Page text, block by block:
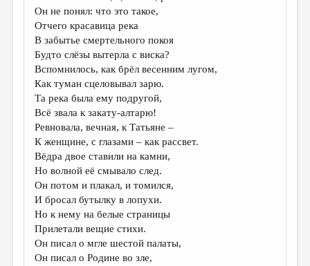
ДАЙДЖЕСТ
ПРОИЗВЕДЕНИЯ
ПЕРЕВОДЫ
КОНКУРСЫ
ДЕТСКАЯ КОМНАТА
КНИЖНАЯ ПОЛКА
ОБЗОР ЛИТЕРАТУРЫ
СТРАНИЦЫ ПАМЯТИ
ОБЪЯВЛЕНИЯ
КОЛОНКА РЕДАКТОРА
РЕДКОЛЛЕГИЯ
Он не понял: что это такое,
Отчего красавица река
В забытье смертельного покоя
Будто слёзы вытерла с виска?
Вспомнилось, как брёл весенним лугом,
Как туман сцеловывал зарю.
Та река была ему подругой,
Всё звала к закату-алтарю!
Ревновала, вечная, к Татьяне –
К женщине, с глазами – как рассвет.
Вёдра двое ставили на камни,
Но волной её смывало след.
Он потом и плакал, и томился,
И бросал бутылку в лопухи.
Но к нему на белые страницы
Прилетали вещие стихи.
Он писал о мгле шестой палаты,
Он писал о Родине во зле,